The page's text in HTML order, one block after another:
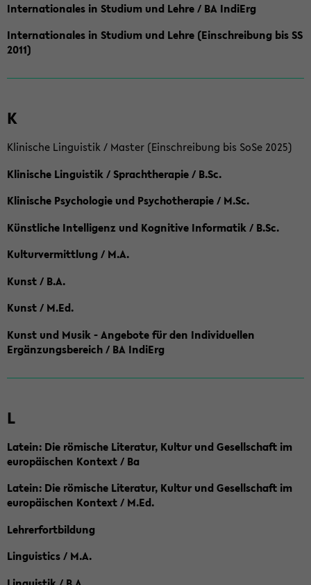
Internationales in Studium und Lehre / BA IndiErg
Internationales in Studium und Lehre (Einschreibung bis SS
2011)
K
Klinische Linguistik / Master (Einschreibung bis SoSe 2025)
Klinische Linguistik / Sprachtherapie / B.Sc.
Klinische Psychologie und Psychotherapie / M.Sc.
Künstliche Intelligenz und Kognitive Informatik / B.Sc.
Kulturvermittlung / M.A.
Kunst / B.A.
Kunst / M.Ed.
Kunst und Musik - Angebote für den Individuellen
Ergänzungsbereich / BA IndiErg
L
Latein: Die römische Literatur, Kultur und Gesellschaft im
europäischen Kontext / Ba
Latein: Die römische Literatur, Kultur und Gesellschaft im
europäischen Kontext / M.Ed.
Lehrerfortbildung
Linguistics / M.A.